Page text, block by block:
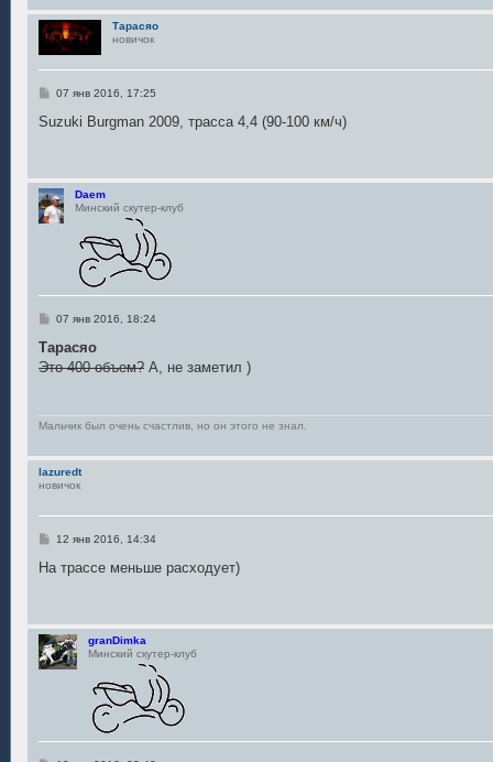
и
е
Тарасяо
новичок
С
о
и
е
07 янв 2016, 17:25
Suzuki Burgman 2009, трасса 4,4 (90-100 км/ч)
Daem
Минский скутер-клуб
С
о
б
щ
е
07 янв 2016, 18:24
Тарасяо
Это 400 объем? А, не заметил )
Мальчик был очень счастлив, но он этого не знал.
lazuredt
новичок
С
о
и
е
12 янв 2016, 14:34
На трассе меньше расходует)
granDimka
Минский скутер-клуб